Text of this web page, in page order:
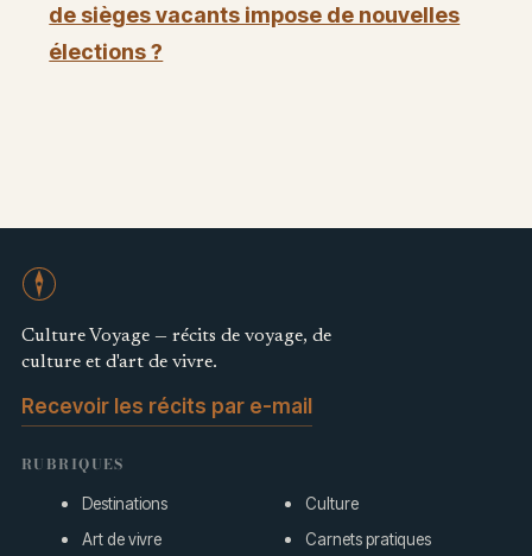
de sièges vacants impose de nouvelles
élections ?
Culture Voyage — récits de voyage, de
culture et d'art de vivre.
Recevoir les récits par e-mail
RUBRIQUES
Destinations
Culture
Art de vivre
Carnets pratiques